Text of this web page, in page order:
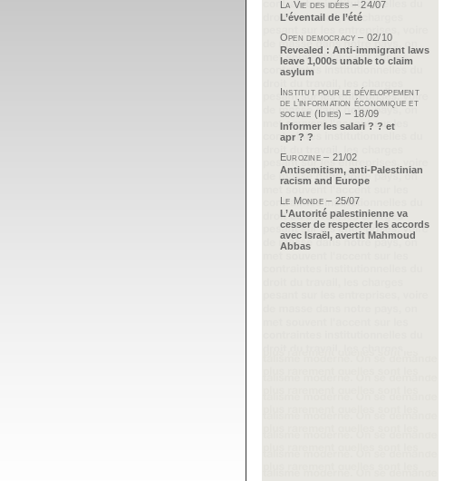
La Vie des idées – 24/07
L’éventail de l’été
Open democracy – 02/10
Revealed : Anti-immigrant laws
leave 1,000s unable to claim
asylum
Institut pour le développement
de l’information économique et
sociale (Idies) – 18/09
Informer les salari ? ? et
apr ? ?
Eurozine – 21/02
Antisemitism, anti-Palestinian
racism and Europe
Le Monde – 25/07
L’Autorité palestinienne va
cesser de respecter les accords
avec Israël, avertit Mahmoud
Abbas